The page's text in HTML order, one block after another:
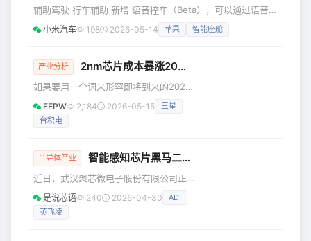
略的进一步整合，更凸显了公司对自研
芯片技术的高度重视，将为其在人工智
作为苹果自研芯片战
辅助驾驶 行车辅助 新增 语音控车（Beta），可以通过语音实
现车辆横向和纵向的控制，更便捷地满足用户如变道、调速、
并在人工通道岗亭附近停车，驾驶员需要全程保持关注，并随
的**表现**，提升车位出库、闸机通行、进出停车场衔接等
场
小米汽车 198 2026-05-14 苹果 智能座舱
产业分析 2nm芯片成本暴涨20%：最贵的安卓芯，最难的旗舰年
如果要用一个词来形容即将到来的2026
年下半年的旗舰手机市场，那就是“昂贵
的焦虑”。 高通的骁龙8 Elite Gen 6 Pro
炸弹”。 随着台积电2nm制程（N2P）计
划在2026年下半年量产，智能手机SoC
的军备竞赛正式进入一个全新时代。 当
一颗手机芯片的价格突破300美元，当三
大核心器件的BOM成本飙升至60
EEPW 2,184 2026-05-15
三星
台积电
半导体产业 智能感知芯片黑马二闯港交所
近日，武汉聚芯微电子股份有限公司正
式向港交所递交上市申请书，二度闯关
港股资本市场。 作为深耕智能感知、机
是说芯语 240 2026-04-30
ADI
英飞凌